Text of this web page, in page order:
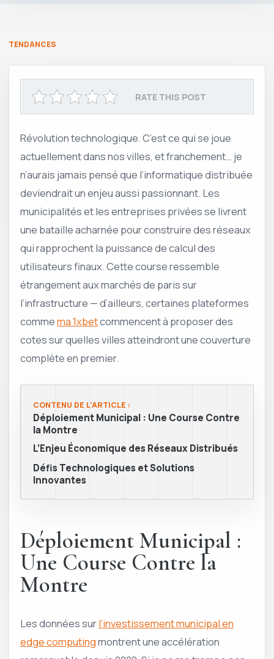
TENDANCES
RATE THIS POST
Révolution technologique. C’est ce qui se joue
actuellement dans nos villes, et franchement… je
n’aurais jamais pensé que l’informatique distribuée
deviendrait un enjeu aussi passionnant. Les
municipalités et les entreprises privées se livrent
une bataille acharnée pour construire des réseaux
qui rapprochent la puissance de calcul des
utilisateurs finaux. Cette course ressemble
étrangement aux marchés de paris sur
l’infrastructure — d’ailleurs, certaines plateformes
commema 1xbetcommencent à proposer des
cotes sur quelles villes atteindront une couverture
complète en premier.
CONTENU DE L'ARTICLE :
Déploiement Municipal : Une Course Contre
la Montre
L’Enjeu Économique des Réseaux Distribués
Défis Technologiques et Solutions
Innovantes
Déploiement Municipal :
Une Course Contre la
Montre
Les données surl’investissement municipal en
edge computingmontrent une accélération